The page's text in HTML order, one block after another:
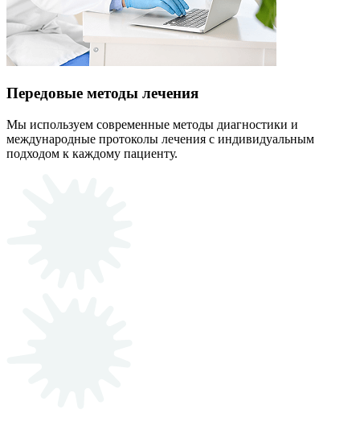
Передовые методы лечения
Мы используем современные методы диагностики и
международные протоколы лечения с индивидуальным
подходом к каждому пациенту.